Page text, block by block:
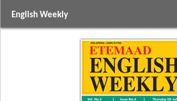
English Weekly